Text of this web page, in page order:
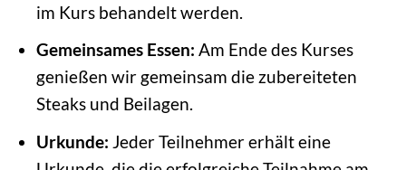
im Kurs behandelt werden.
Gemeinsames Essen: Am Ende des Kurses
genießen wir gemeinsam die zubereiteten
Steaks und Beilagen.
Urkunde: Jeder Teilnehmer erhält eine